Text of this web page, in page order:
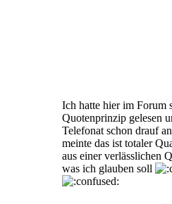
Ich hatte hier im Forum
Quotenprinzip gelesen
Telefonat schon drauf
meinte das ist totaler
aus einer verlässlichen
was ich glauben soll